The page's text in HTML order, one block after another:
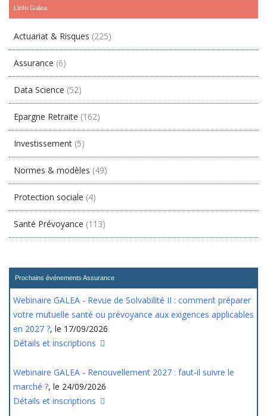
L’info Galea
Actuariat & Risques (225)
Assurance (6)
Data Science (52)
Epargne Retraite (162)
Investissement (5)
Normes & modèles (49)
Protection sociale (4)
Santé Prévoyance (113)
Prochains événements Assurance
Webinaire GALEA - Revue de Solvabilité II : comment préparer
votre mutuelle santé ou prévoyance aux exigences applicables
en 2027 ?, le 17/09/2026
Détails et inscriptions
Webinaire GALEA - Renouvellement 2027 : faut-il suivre le
marché ?, le 24/09/2026
Détails et inscriptions